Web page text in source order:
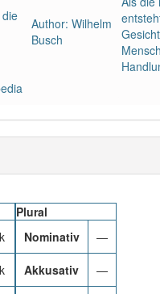
Author: Wilhelm
Busch
Plural
Nominativ
—
Akkusativ —